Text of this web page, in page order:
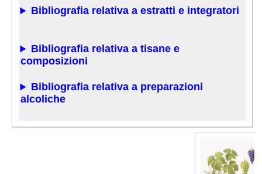
Bibliografia relativa a estratti e integratori
Bibliografia relativa a tisane e
composizioni
Bibliografia relativa a preparazioni
alcoliche